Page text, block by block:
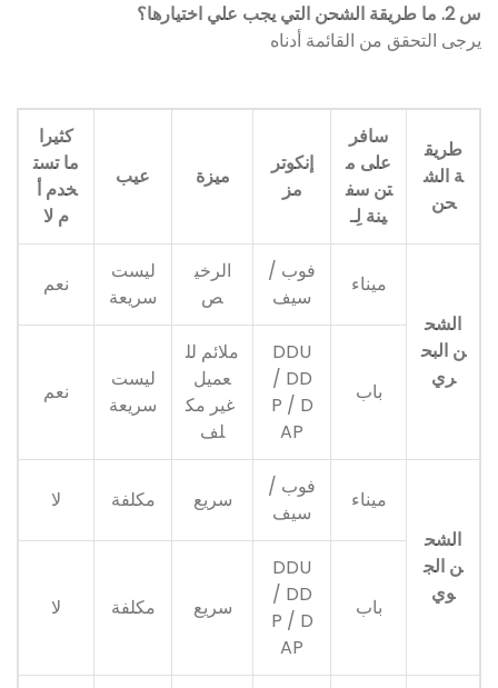
س 2. ما طريقة الشحن التي يجب علي اختيارها؟
يرجى التحقق من القائمة أدناه
طريق
ة الش
حن
سافر
على م
تن سف
ينة لِـ
إنكوتر
مز
ميزة عيب
كثيرا
ما تست
خدم أ
م لا
الشح
ن البح
ري
ميناء
فوب /
سيف
الرخي
ص
ليست
سريعة
نعم
باب
DDU
/ DD
P / D
AP
ملائم لل
عميل
غير مك
لف
ليست
سريعة
نعم
الشح
ن الج
وي
ميناء
فوب /
سيف
سريع مكلفة لا
باب
DDU
/ DD
P / D
AP
سريع مكلفة لا